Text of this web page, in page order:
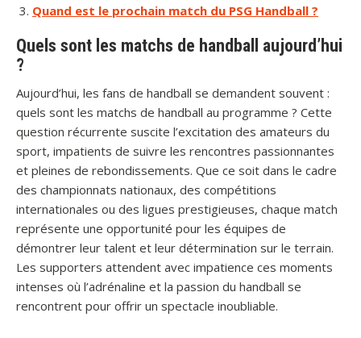
Quand est le prochain match du PSG Handball ?
Quels sont les matchs de handball aujourd’hui
?
Aujourd’hui, les fans de handball se demandent souvent :
quels sont les matchs de handball au programme ? Cette
question récurrente suscite l’excitation des amateurs du
sport, impatients de suivre les rencontres passionnantes
et pleines de rebondissements. Que ce soit dans le cadre
des championnats nationaux, des compétitions
internationales ou des ligues prestigieuses, chaque match
représente une opportunité pour les équipes de
démontrer leur talent et leur détermination sur le terrain.
Les supporters attendent avec impatience ces moments
intenses où l’adrénaline et la passion du handball se
rencontrent pour offrir un spectacle inoubliable.